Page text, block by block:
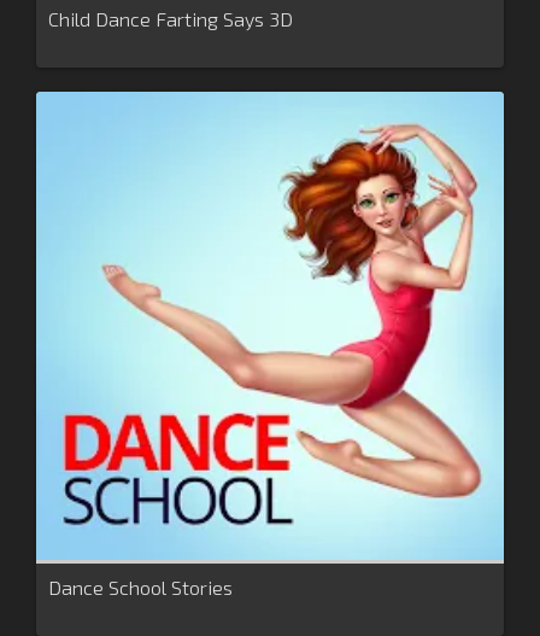
Child Dance Farting Says 3D
Dance School Stories